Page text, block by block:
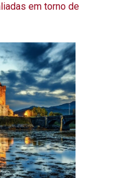
em torno de